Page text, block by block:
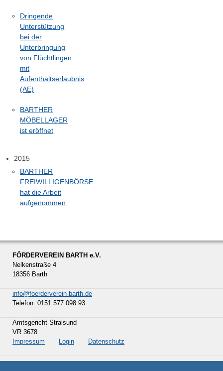
Dringende
Unterstützung
bei der
Unterbringung
von Flüchtlingen
mit
Aufenthaltserlaubnis
(AE)
BARTHER
MÖBELLAGER
ist eröffnet
2015
BARTHER
FREIWILLIGENBÖRSE
hat die Arbeit
aufgenommen
FÖRDERVEREIN BARTH e.V.
Nelkenstraße 4
18356 Barth
info@foerderverein-barth.de
Telefon: 0151 577 098 93
Amtsgericht Stralsund
VR 3678
Impressum
Login Datenschutz